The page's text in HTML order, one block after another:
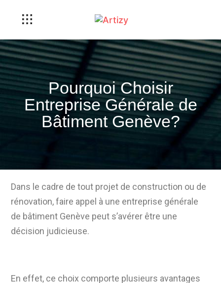
Pourquoi Choisir
Entreprise Générale de
Bâtiment Genève?
Dans le cadre de tout projet de construction ou de
rénovation, faire appel à une entreprise générale
de bâtiment Genève peut s’avérer être une
décision judicieuse.
En effet, ce choix comporte plusieurs avantages